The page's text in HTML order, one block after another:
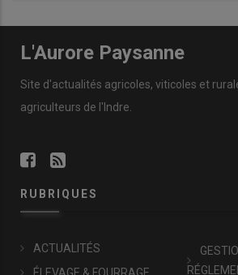
L'Aurore Paysanne
Site d'actualités agricoles, viticoles et
agriculteurs de l'Indre.
RUBRIQUES
ACTUALITÉS
ÉLEVAGE & FOURRAGE